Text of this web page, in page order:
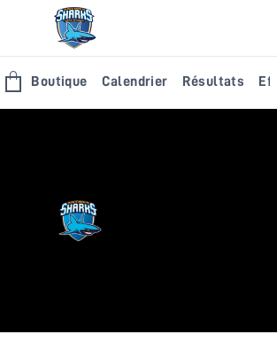
Boutique Calendrier Résultats